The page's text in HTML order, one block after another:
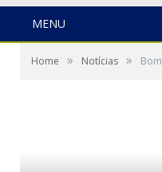
MENU
Home » Notícias »